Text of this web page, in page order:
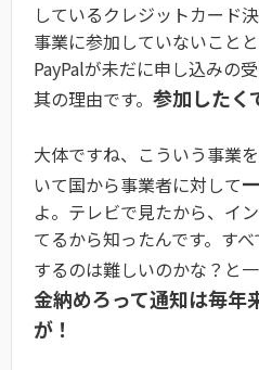
しているクレジットカード
事業に参加していないこと
PayPalが未だに申し込みの
其の理由です。 参加したく
大体ですね、こういう事業
いて国から事業者に対して
よ。テレビで見たから、イ
てるから知ったんです。す
するのは難しいのかな？と
金納めろって通知は毎年
が！